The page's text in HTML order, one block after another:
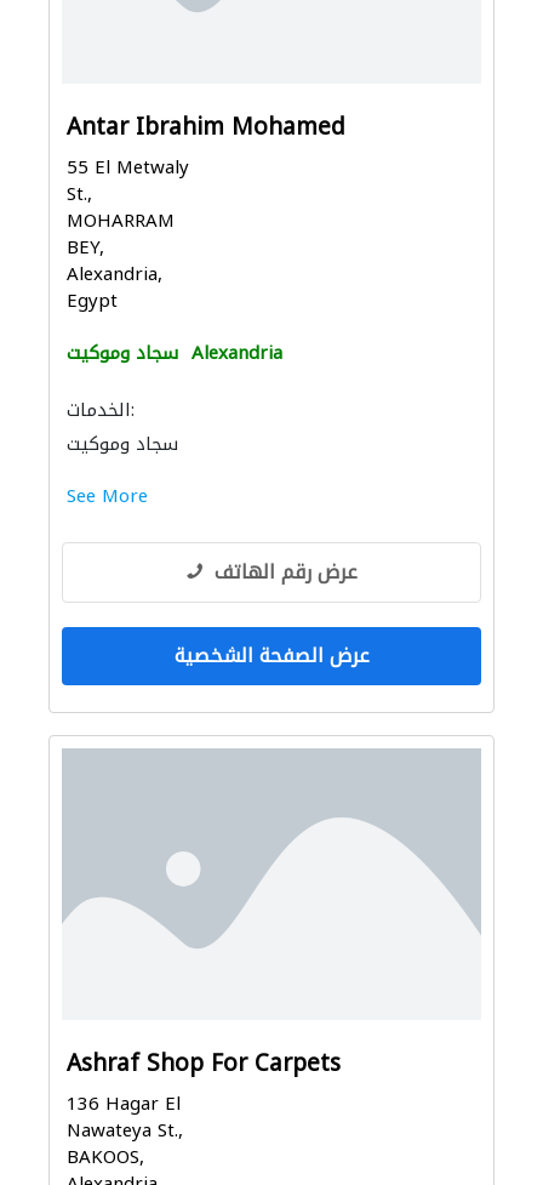
Antar Ibrahim Mohamed
55 El Metwaly
St.,
MOHARRAM
BEY,
Alexandria,
Egypt
سجاد وموكيت Alexandria
الخدمات:
سجاد وموكيت
See More
عرض رقم الهاتف
عرض الصفحة الشخصية
Ashraf Shop For Carpets
136 Hagar El
Nawateya St.,
BAKOOS,